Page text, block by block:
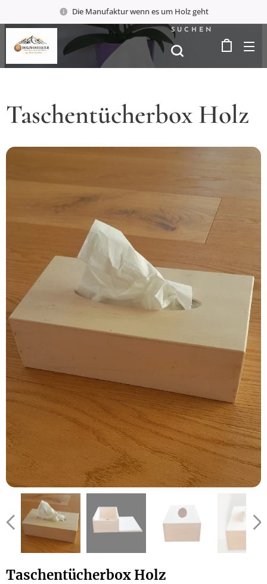
Die Manufaktur wenn es um Holz geht
SUCHEN
Taschentücherbox Holz
Taschentücherbox Holz